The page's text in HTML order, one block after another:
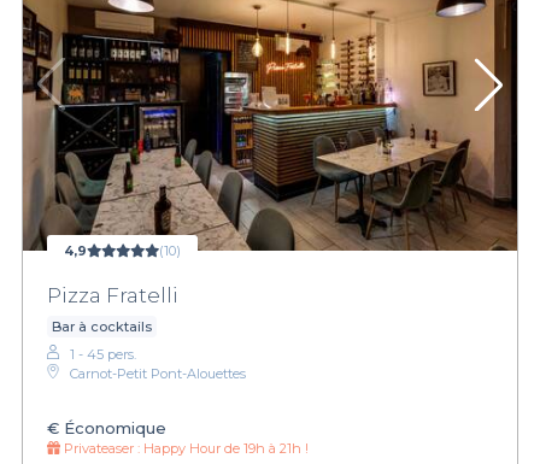
4,9 (10)
Pizza Fratelli
Bar à cocktails
1 - 45 pers.
Carnot-Petit Pont-Alouettes
€ Économique
Privateaser : Happy Hour de 19h à 21h !